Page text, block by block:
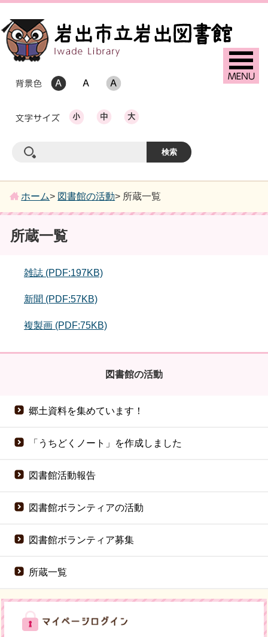
ホーム> 図書館の活動> 所蔵一覧
所蔵一覧
雑誌 (PDF:197KB)
新聞 (PDF:57KB)
複製画 (PDF:75KB)
図書館の活動
郷土資料を集めています！
「うちどくノート」を作成しました
図書館活動報告
図書館ボランティアの活動
図書館ボランティア募集
所蔵一覧